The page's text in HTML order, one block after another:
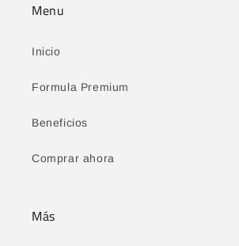
Menu
Inicio
Formula Premium
Beneficios
Comprar ahora
Más